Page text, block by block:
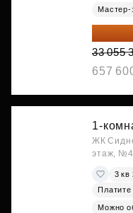
Мастер-
24
33 055
657
1-
ЖК
этаж,
3 кв
Платите
Можно